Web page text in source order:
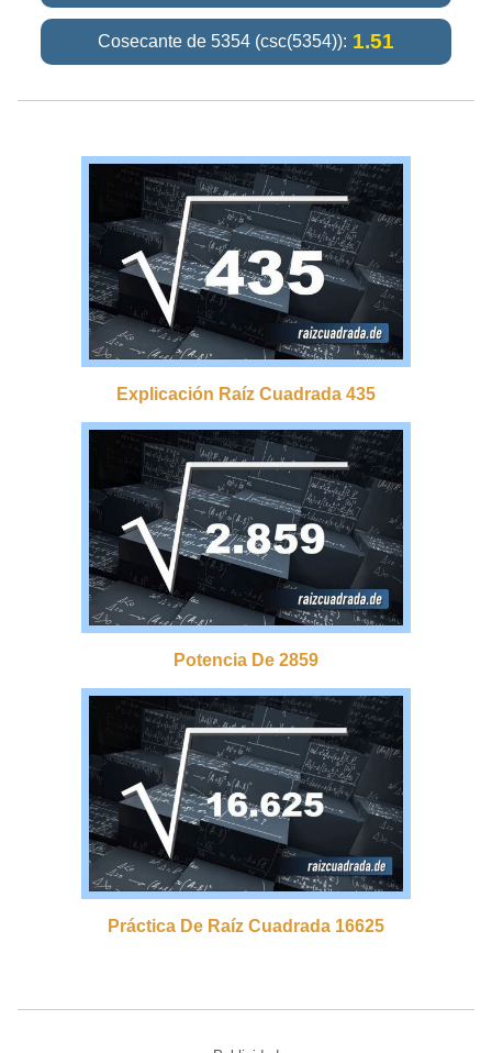
Cosecante de 5354 (csc(5354)): 1.51
Explicación Raíz Cuadrada 435
Potencia De 2859
Práctica De Raíz Cuadrada 16625